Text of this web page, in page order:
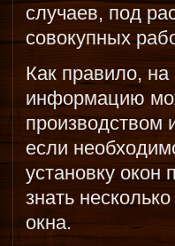
случаев, под
совокупных
Как правило,
информацию
производством
если
установку
знать
окна.